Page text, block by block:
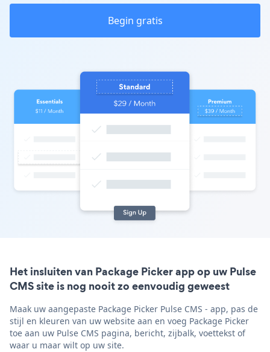
Begin gratis
Het insluiten van Package Picker app op uw Pulse
CMS site is nog nooit zo eenvoudig geweest
Maak uw aangepaste Package Picker Pulse CMS - app, pas de
stijl en kleuren van uw website aan en voeg Package Picker
toe aan uw Pulse CMS pagina, bericht, zijbalk, voettekst of
waar u maar wilt op uw site.